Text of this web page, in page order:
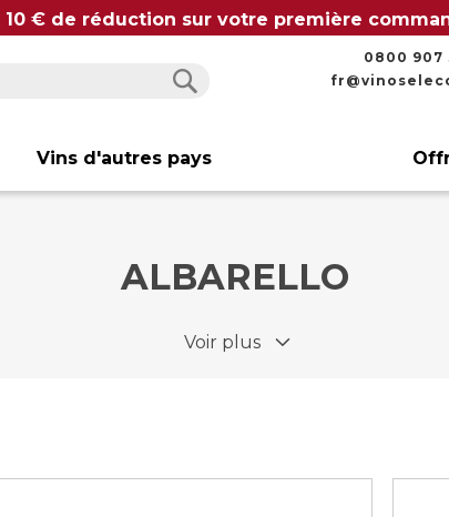
10 € de réduction sur votre première
0800 907
Vins d'autres pays
ALBARELLO
Voir plus